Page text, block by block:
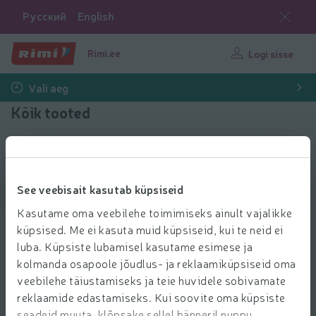
See veebisait kasutab küpsiseid
Kasutame oma veebilehe toimimiseks ainult vajalikke
küpsised. Me ei kasuta muid küpsiseid, kui te neid ei
luba. Küpsiste lubamisel kasutame esimese ja
kolmanda osapoole jõudlus- ja reklaamiküpsiseid oma
veebilehe täiustamiseks ja teie huvidele sobivamate
reklaamide edastamiseks. Kui soovite oma küpsiste
Русский English
Rimi.ee Logi sisse
Vali aeg
Kõik tooted
Filtreeri tooteid
Näita tooteid
Soolatud lõhefilee Rimi Mare viilutatud
100g
3.99 € per tk
3 99
€/tkHind ühiku kohta: 39,90 €/kg
39,90 €/kg
Lisa ostukorvi Lisa